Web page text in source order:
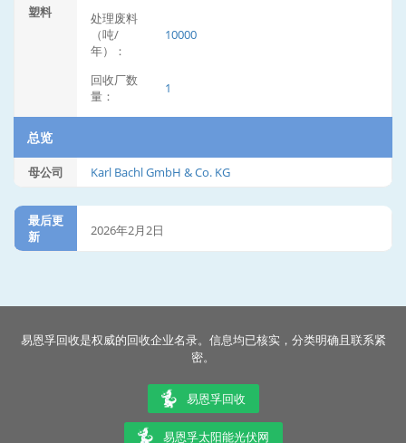
塑料
处理废料
（吨/
年）：
10000
回收厂数
量：
1
总览
母公司 Karl Bachl GmbH & Co. KG
最后更
新
2026年2月2日
易恩孚回收是权威的回收企业名录。信息均已核实，分类明确且联系紧
密。
易恩孚回收
易恩孚太阳能光伏网